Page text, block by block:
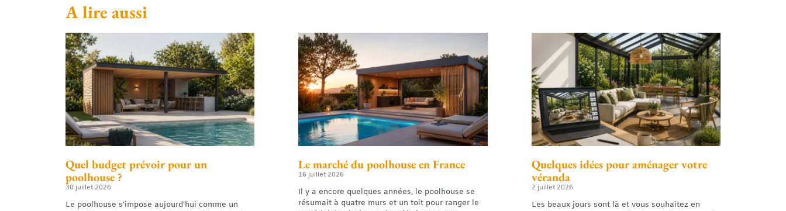
A lire aussi
Quel budget prévoir pour un
poolhouse ?
30 juillet 2026
Le poolhouse s’impose aujourd’hui comme un
Le marché du poolhouse en France
16 juillet 2026
Il y a encore quelques années, le poolhouse se
résumait à quatre murs et un toit pour ranger le
Quelques idées pour aménager votre
véranda
2 juillet 2026
Les beaux jours sont là et vous souhaitez en